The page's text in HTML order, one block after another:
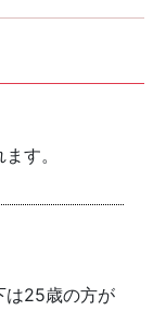
す。
は25歳の方が